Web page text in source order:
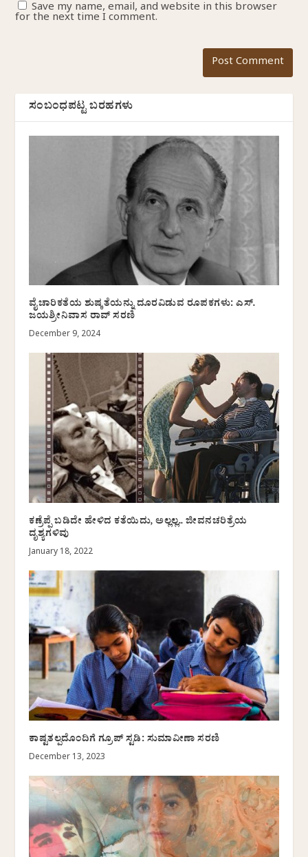
Save my name, email, and website in this browser
for the next time I comment.
ಸಂಬಂಧಪಟ್ಟ ಬರಹಗಳು
ವೈಚಾರಿಕತೆಯ ಶುಷ್ಕತೆಯನ್ನು ದೂರವಿಡುವ ರೂಪಕಗಳು: ಎಸ್.
ಜಯಶ್ರೀನಿವಾಸ ರಾವ್ ಸರಣಿ
December 9, 2024
ಕಣ್ರೆಪ್ಪೆ ಬಡಿದೇ ಹೇಳಿದ ಕತೆಯಿದು, ಅಲ್ಲಲ್ಲ.. ಜೀವನಚರಿತ್ರೆಯ
ದೃಶ್ಯಗಳಿವು
January 18, 2022
ಕಾಷ್ಟತಲ್ಪದೊಂದಿಗೆ ಗ್ರೂಪ್ ಸ್ಟಡಿ: ಸುಮಾವೀಣಾ ಸರಣಿ
December 13, 2023